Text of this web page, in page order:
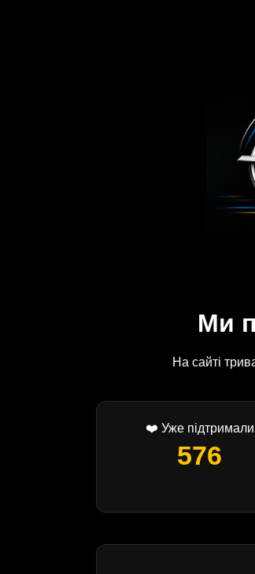
Ми
На сайті
❤️ Уже підтримали
576